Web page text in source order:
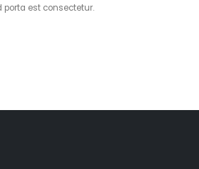
porta est consectetur.